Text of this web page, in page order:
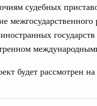
судебных
будет рассмотрен
№4112-р
декабря 2022, пятница